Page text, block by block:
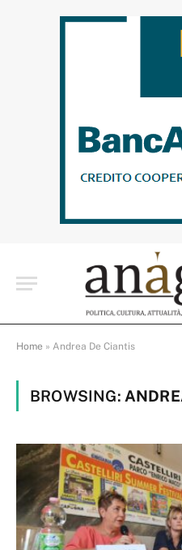
Home » Andrea De Ciantis
BROWSING: